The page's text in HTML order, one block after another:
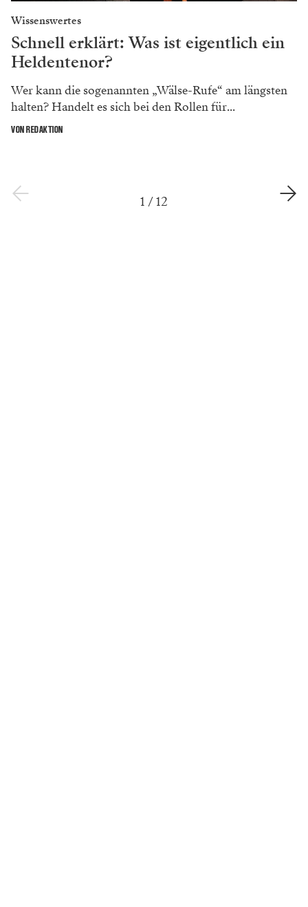
Wissenswertes
Schnell erklärt: Was ist eigentlich ein
Heldentenor?
Wer kann die sogenannten „Wälse-Rufe“ am längsten
halten? Handelt es sich bei den Rollen für...
VON REDAKTION
1 /12